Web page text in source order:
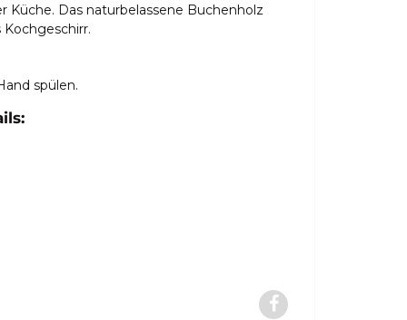
Küche. Das naturbelassene Buchenholz
spülen.